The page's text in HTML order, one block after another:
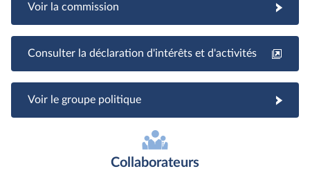
Voir la commission
Consulter la déclaration d'intérêts et d'activités
Voir le groupe politique
Collaborateurs